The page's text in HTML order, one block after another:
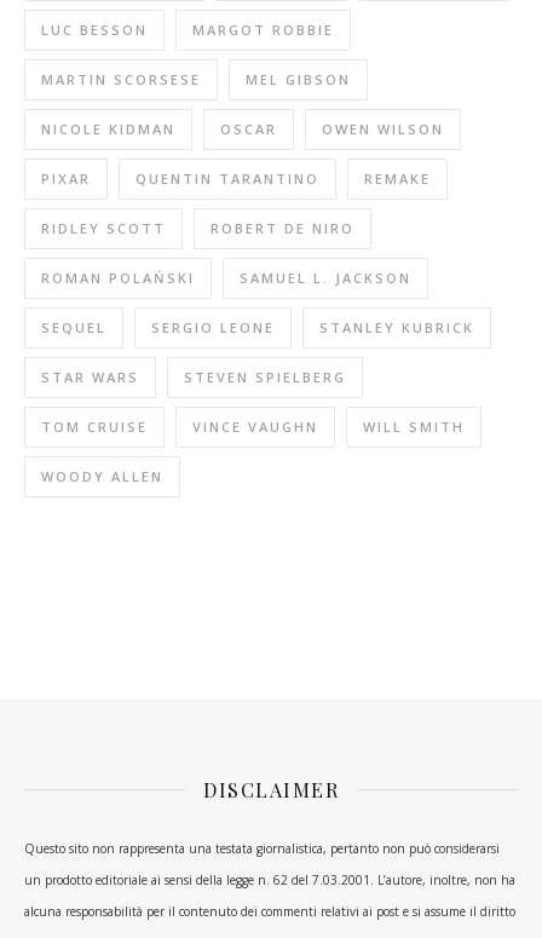
LUC BESSON MARGOT ROBBIE
MARTIN SCORSESE MEL GIBSON
NICOLE KIDMAN OSCAR OWEN WILSON
PIXAR QUENTIN TARANTINO REMAKE
RIDLEY SCOTT ROBERT DE NIRO
ROMAN POLAŃSKI SAMUEL L. JACKSON
SEQUEL SERGIO LEONE STANLEY KUBRICK
STAR WARS STEVEN SPIELBERG
TOM CRUISE VINCE VAUGHN WILL SMITH
WOODY ALLEN
DISCLAIMER
Questo sito non rappresenta una testata giornalistica, pertanto non può considerarsi
un prodotto editoriale ai sensi della legge n. 62 del 7.03.2001. L’autore, inoltre, non ha
alcuna responsabilità per il contenuto dei commenti relativi ai post e si assume il diritto